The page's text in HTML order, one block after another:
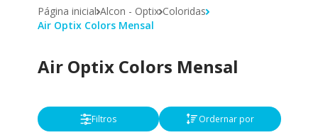
Página inicial Alcon - Optix Coloridas
Air Optix Colors Mensal
Air Optix Colors Mensal
Filtros Ordernar por